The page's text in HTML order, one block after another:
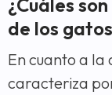
de los
En cuanto a
caracteriza